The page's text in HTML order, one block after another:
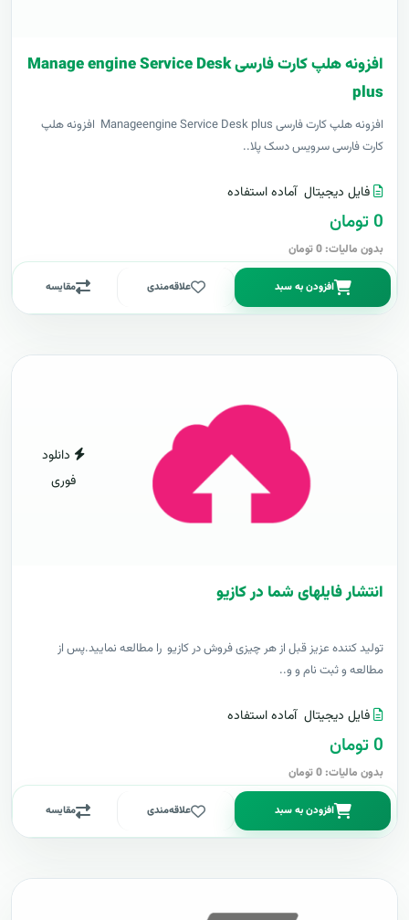
افزونه هلپ کارت فارسی Manage engine Service Desk
plus
افزونه هلپ کارت فارسی Manageengine Service Desk plus افزونه هلپ
کارت فارسی سرویس دسک پلا..
فایل دیجیتال آماده استفاده
0 تومان
بدون مالیات: 0 تومان
افزودن به سبد علاقه‌مندی مقایسه
دانلود
فوری
انتشار فایلهای شما در کازیو
توليد کننده عزيز قبل از هر چیزی فروش در کازیو را مطالعه نمایید.پس از
مطالعه و ثبت نام و و..
فایل دیجیتال آماده استفاده
0 تومان
بدون مالیات: 0 تومان
افزودن به سبد علاقه‌مندی مقایسه